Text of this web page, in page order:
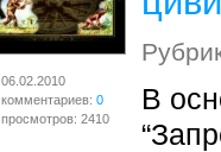
06.02.2010
комментариев: 0
просмотров: 2410
В